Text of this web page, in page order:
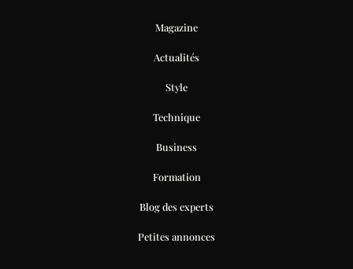
Magazine
Actualités
Style
Technique
Business
Formation
Blog des experts
Petites annonces